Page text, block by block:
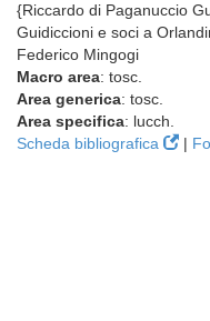
{Riccardo di Paganuccio
Guidiccioni e soci a
Federico Mingogi
Macro area: tosc.
Area generica: tosc.
Area specifica: lucch.
Scheda bibliografica
|